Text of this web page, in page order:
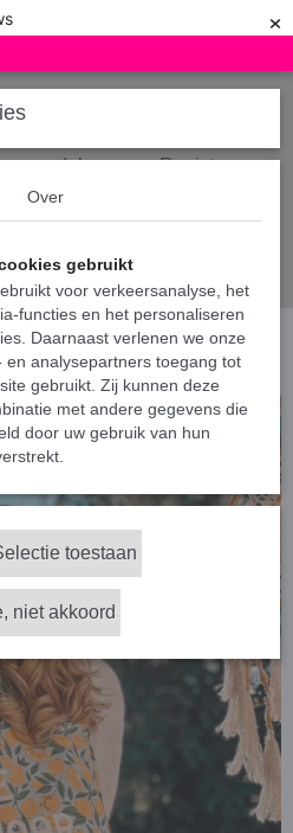
×
Inloggen Registreren
›
Familie tas lemon print - The family
Over
gebruikt
voor verkeersanalyse, het
functies en het personaliseren
Daarnaast verlenen we onze
analysepartners toegang tot
gebruikt. Zij kunnen deze
met andere gegevens die
door uw gebruik van hun
toestaan
niet akkoord